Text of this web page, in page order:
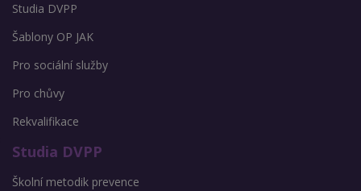
Studia DVPP
Šablony OP JAK
Pro sociální služby
Pro chůvy
Rekvalifikace
Studia DVPP
Školní metodik prevence